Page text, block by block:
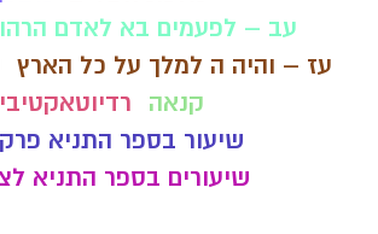
עב – לפעמים בא לאדם
עז – והיה ה למלך על כל הארץ
קנאה
רדיוטאקטיבי
שיעור בספר התניא
שיעורים בספר התניא